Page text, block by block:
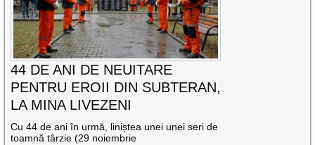
44 DE ANI DE NEUITARE
PENTRU EROII DIN SUBTERAN,
LA MINA LIVEZENI
Cu 44 de ani în urmă, liniștea unei unei seri de
toamnă târzie (29 noiembrie